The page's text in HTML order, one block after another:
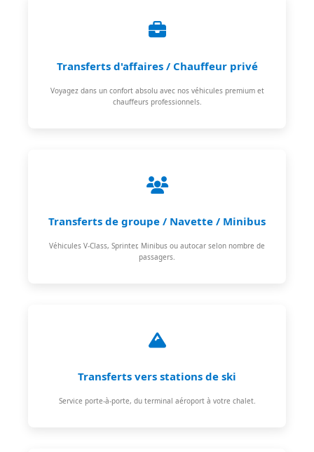
Transferts d'affaires / Chauffeur privé
Voyagez dans un confort absolu avec nos véhicules premium et
chauffeurs professionnels.
Transferts de groupe / Navette / Minibus
Véhicules V-Class, Sprinter, Minibus ou autocar selon nombre de
passagers.
Transferts vers stations de ski
Service porte-à-porte, du terminal aéroport à votre chalet.